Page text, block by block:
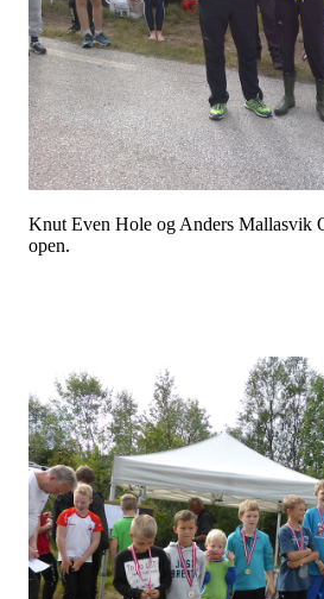
Knut Even Hole og Anders Mallasvik
open.